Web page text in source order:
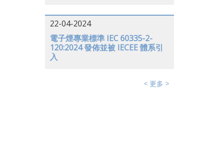
22-04-2024
電子煙專業標準 IEC 60335-2-
120:2024 發佈並被 IECEE 體系引
入
< 更多 >